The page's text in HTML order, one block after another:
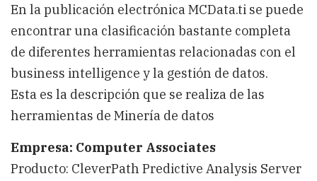
Data
Mining
En la publicación electrónica MCData.ti se puede
encontrar una clasificación bastante completa
de diferentes herramientas relacionadas con el
business intelligence y la gestión de datos.
Esta es la descripción que se realiza de las
herramientas de Minería de datos
Empresa: Computer Associates
Producto: CleverPath Predictive Analysis Server